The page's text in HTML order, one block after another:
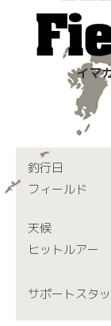
イマ
釣行日
フィールド
天候
ヒットルアー
サポートスタ